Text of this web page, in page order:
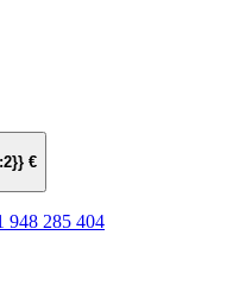
€
948 285 404